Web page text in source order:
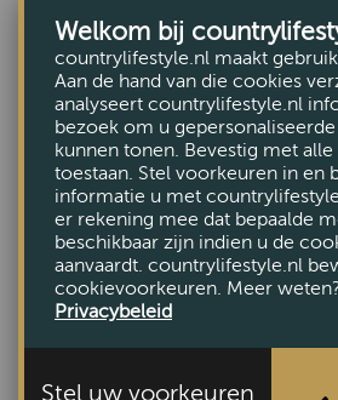
Pablo bol Ambachtelijk
€540,-
Welkom bij
countrylifestyle.nl maakt
Aan de hand van die cookies
analyseert countrylifestyle.nl
bezoek om u
kunnen tonen. Bevestig met
toestaan. Stel voorkeuren in en
informatie u met
er rekening mee dat bepaalde
beschikbaar zijn indien u de
aanvaardt. countrylifestyle.nl
cookievoorkeuren. Meer
Privacybeleid
Stel uw voorkeuren